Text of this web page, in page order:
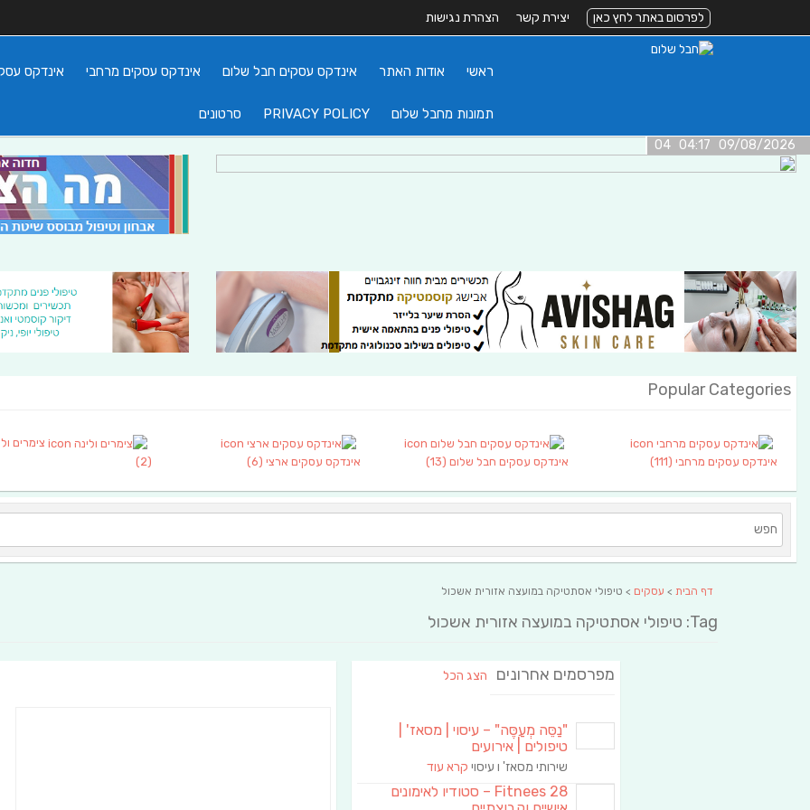
לפרסום באתר לחץ כאן יצירת קשר הצהרת נגישות
ראשי אודות האתר אינדקס עסקים חבל שלום אינדקס עסקים מרחבי אינדקס
תמונות מחבל שלום PRIVACY POLICY סרטונים
09/08/2026 04:17 04
Popular Categories
אינדקס עסקים מרחבי (111) אינדקס עסקים חבל שלום (13) אינדקס עסקים ארצי (6)
צימרים
(2)
דף הבית > עסקים > טיפולי אסתטיקה במועצה אזורית אשכול
Tag: טיפולי אסתטיקה במועצה אזורית אשכול
מפרסמים אחרונים הצג הכל
"נַסֵּה מְעַסֶּה" – עיסוי | מסאז' |
טיפולים | אירועים
שירותי מסאז' ו עיסוי קרא עוד
Fitnees 28 – סטודיו לאימונים